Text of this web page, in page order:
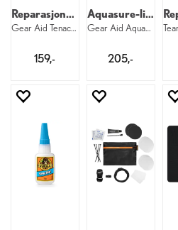
Reparasjonstape
Gear Aid Tenacious Repair Tape
159,-
Aquasure-lim
Gear Aid Aquasure FD Repair 28 ml
205,-